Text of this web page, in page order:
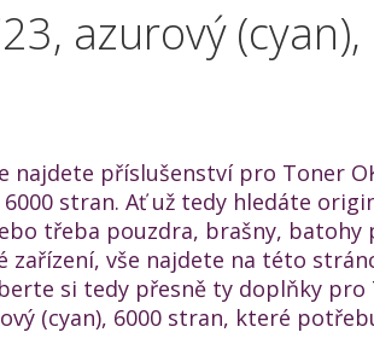
azurový
najdete příslušenství pro Toner
6000 stran. Ať už tedy hledáte
třeba pouzdra, brašny, batohy
zařízení, vše najdete na této
si tedy přesně ty doplňky pro
(cyan), 6000 stran, které